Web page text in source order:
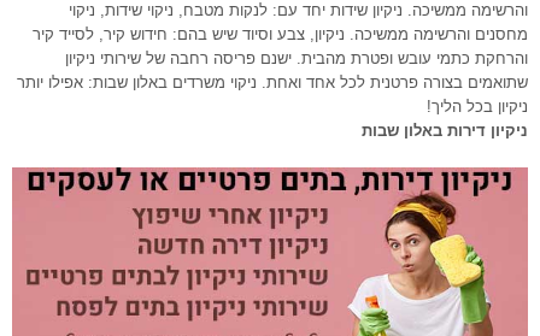
והרשימה ממשיכה. ניקיון שידות יחד עם: לנקות מטבח, ניקוי שידות, ניקוי
מחסנים והרשימה ממשיכה. ניקיון, צבע וסיוד שיש בהם: חידוש קיר, לסייד קיר
והרחקת כתמי עובש ופטרת מהבית. ישנם פריסה רחבה של שירותי ניקיון
שתואמים בצורה פרטנית לכל אחד ואחת. ניקוי משרדים באלון שבות: אפילו יותר
ניקיון בכל הליך!
ניקיון דירות באלון שבות